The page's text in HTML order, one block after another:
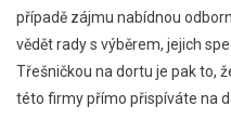
případě zájmu nabídnou
vědět rady s výběrem, jejich
Třešničkou na dortu je pak to,
této firmy přímo přispíváte na